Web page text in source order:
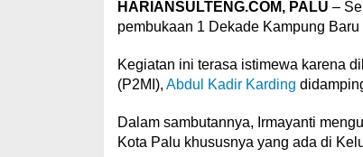
HARIANSULTENG.COM, PALU –
pembukaan 1 Dekade Kampung
Kegiatan ini terasa istimewa karena
(P2MI), Abdul Kadir Karding
Dalam sambutannya, Irmayanti
Kota Palu khususnya yang ada di